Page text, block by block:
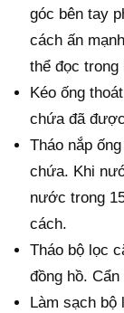
góc bên tay
cách ấn
thể đọc
Kéo ống
chứa đã
Tháo nắp
chứa. Khi
nước trong
cách.
Tháo bộ lọc
đồng hồ.
Làm sạch bộ